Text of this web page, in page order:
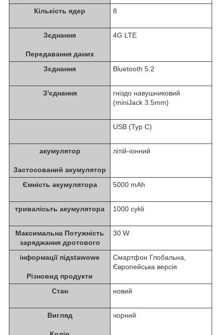
Кількість ядер 8
Зєднання
Передавання даних
4G LTE
Зєднання Bluetooth 5.2
З'єднання
гніздо навушниковий
(miniJack 3.5mm)
USB (Typ C)
акумулятор
Застосований акумулятор
літій-іонний
Ємність акумулятора 5000 mAh
тривалісьть акумулятора 1000 cykli
Максимальна Потужність
заряджання дротового
30 W
інформації підstawowe
Різновид продукти
Смартфон Глобальна,
Європейська версія
Стан новий
Вигляд чорний